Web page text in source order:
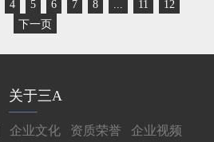
4 5 6 7 8 11
12
下一页
关于三A
企业文化 资质荣誉 企业视频